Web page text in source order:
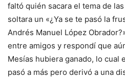
faltó quién sacara el tema de
soltara un «¿Ya se te pasó la
Andrés Manuel López
entre amigos y respondí que
Mesías hubiera ganado, lo cual
pasó a más pero derivó a una